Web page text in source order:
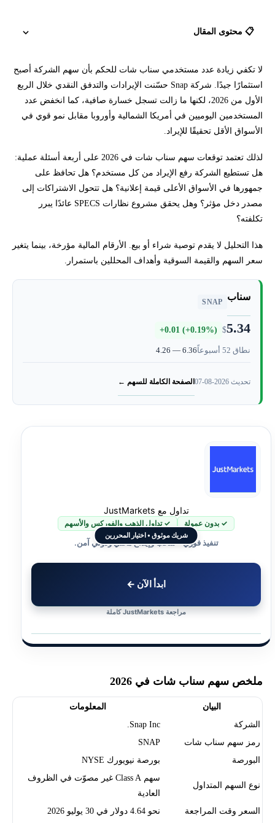
📋 محتوى المقال
ملخص سهم سناب شات في 2026
ماذا تقول أحدث نتائج Snap المالية؟
هل نمو مستخدمي سناب شات إيجابي فعلًا؟
ما محركات نمو سهم سناب شات؟
هل تقييم سهم سناب منخفض؟
لماذا قد ينخفض سهم سناب بعد نتائج جيدة؟
هل سهم سناب شات يستحق الشراء؟
هل سهم سناب شات حلال؟
لا تكفي زيادة عدد مستخدمي سناب شات للحكم بأن سهم الشركة أصبح
استثمارًا جيدًا. شركة Snap حسّنت الإيرادات والتدفق النقدي خلال الربع
الأول من 2026، لكنها ما زالت تسجل خسارة صافية، كما انخفض عدد
المستخدمين اليوميين في أمريكا الشمالية وأوروبا مقابل نمو قوي في
الأسواق الأقل تحقيقًا للإيراد.
لذلك تعتمد توقعات سهم سناب شات في 2026 على أربعة أسئلة عملية:
هل تستطيع الشركة رفع الإيراد من كل مستخدم؟ هل تحافظ على
جمهورها في الأسواق الأعلى قيمة إعلانية؟ هل تتحول الاشتراكات إلى
مصدر دخل مؤثر؟ وهل يحقق مشروع نظارات SPECS عائدًا يبرر
تكلفته؟
هذا التحليل لا يقدم توصية شراء أو بيع. الأرقام المالية مؤرخة، بينما يتغير
سعر السهم والقيمة السوقية وأهداف المحللين باستمرار.
سناب
SNAP
5.34
$
+0.01 (+0.19%)
نطاق 52 أسبوعاً 4.26 — 6.36
تحديث 2026-08-07 الصفحة الكاملة للسهم ←
شريك موثوق • اختيار المحررين
تداول مع JustMarkets
✓ بدون عمولة ✓ تداول الذهب والفوركس والأسهم
تنفيذ فوري • سحب وإيداع محلي ودولي آمن.
ابدأ الآن ←
مراجعة JustMarkets كاملة
ملخص سهم سناب شات في 2026
البيان
المعلومات
الشركة
Snap Inc.
رمز سهم سناب شات
SNAP
البورصة
بورصة نيويورك NYSE
نوع السهم المتداول
سهم Class A غير مصوّت في الظروف
العادية
السعر وقت المراجعة
نحو 4.64 دولار في 30 يوليو 2026